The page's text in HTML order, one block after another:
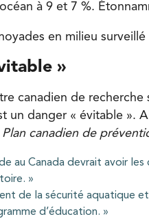
à 9 et 7 %.
en milieu
»
canadien de
un danger « évitable ».
Plan canadien de
au Canada devrait avoir
»
de la sécurité aquatique
d’éducation. »